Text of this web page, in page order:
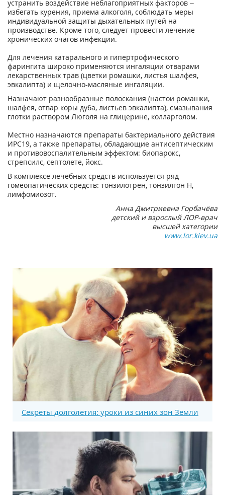
устранить воздействие неблагоприятных факторов –
избегать курения, приема алкоголя, соблюдать меры
индивидуальной защиты дыхательных путей на
производстве. Кроме того, следует провести лечение
хронических очагов инфекции.
Для лечения катарального и гипертрофического
фарингита широко применяются ингаляции отварами
лекарственных трав (цветки ромашки, листья шалфея,
эвкалипта) и щелочно-масляные ингаляции.
Назначают разнообразные полоскания (настои ромашки,
шалфея, отвар коры дуба, листьев эвкалипта), смазывания
глотки раствором Люголя на глицерине, колларголом.
Местно назначаются препараты бактериального действия
ИРС19, а также препараты, обладающие антисептическим
и противовоспалительным эффектом: биопарокс,
стрепсилс, септолете, йокс.
В комплексе лечебных средств используется ряд
гомеопатических средств: тонзилотрен, тонзилгон Н,
лимфомиозот.
Анна Дмитриевна Горбачёва
детский и взрослый ЛОР-врач
высшей категории
www.lor.kiev.ua
Секреты долголетия: уроки из синих зон Земли